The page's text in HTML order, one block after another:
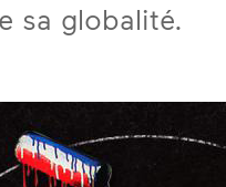
sa globalité.